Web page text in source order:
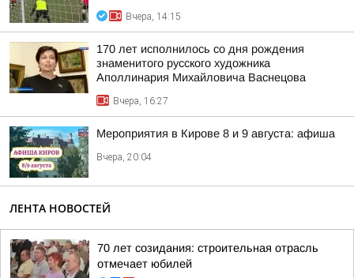
Вчера, 14:15
170 лет исполнилось со дня рождения
знаменитого русского художника
Аполлинария Михайловича Васнецова
Вчера, 16:27
Мероприятия в Кирове 8 и 9 августа: афиша
Вчера, 20:04
ЛЕНТА НОВОСТЕЙ
70 лет созидания: строительная отрасль
отмечает юбилей